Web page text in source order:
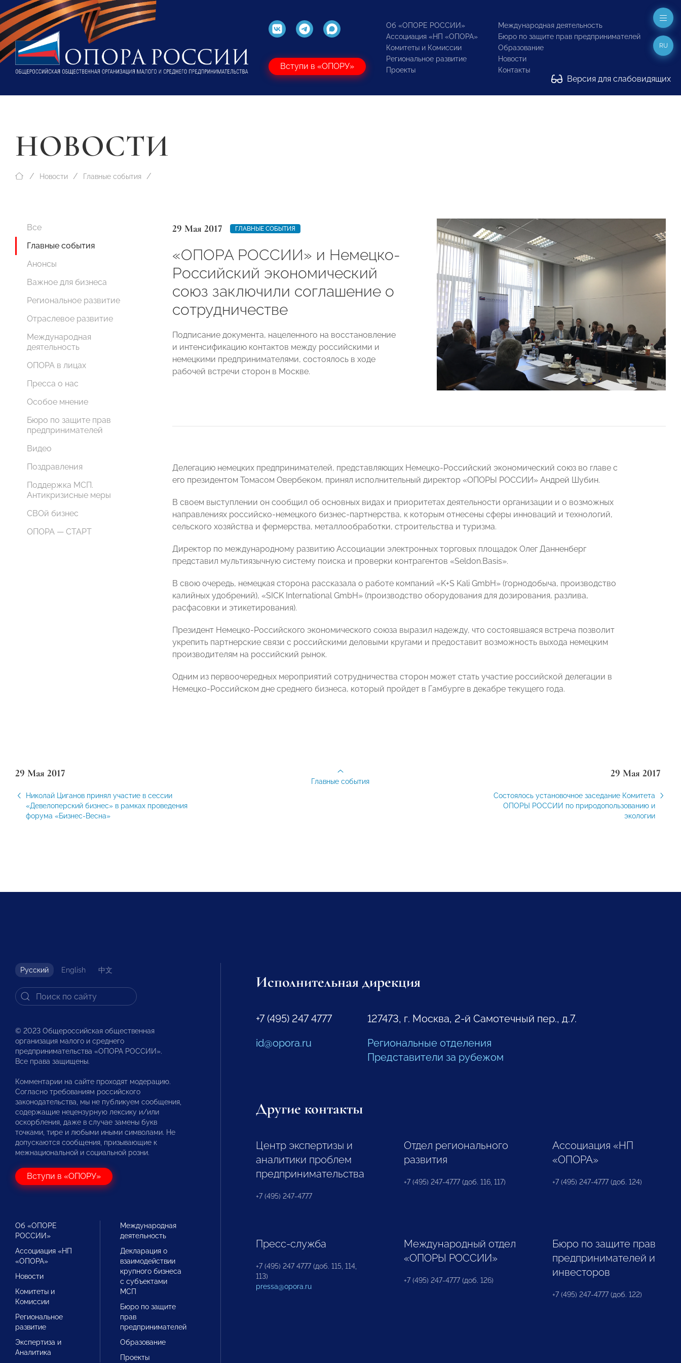
Вступи в «ОПОРУ»
Об «ОПОРЕ РОССИИ»
Ассоциация «НП «ОПОРА»
Комитеты и Комиссии
Региональное развитие
Проекты
Международная деятельность
Бюро по защите прав предпринимателей
Образование
Новости
Контакты
Версия для слабовидящих
RU
НОВОСТИ
Новости Главные события
Все
Главные события
Анонсы
Важное для бизнеса
Региональное развитие
Отраслевое развитие
Международная
деятельность
ОПОРА в лицах
Пресса о нас
Особое мнение
Бюро по защите прав
предпринимателей
Видео
Поздравления
Поддержка МСП.
Антикризисные меры
СВОй бизнес
ОПОРА — СТАРТ
29 Мая 2017 ГЛАВНЫЕ СОБЫТИЯ
«ОПОРА РОССИИ» и Немецко-
Российский экономический
союз заключили соглашение о
сотрудничестве
Подписание документа, нацеленного на восстановление
и интенсификацию контактов между российскими и
немецкими предпринимателями, состоялось в ходе
рабочей встречи сторон в Москве.
Делегацию немецких предпринимателей, представляющих Немецко-Российский экономический союз во главе с
его президентом Томасом Овербеком, принял исполнительный директор «ОПОРЫ РОССИИ» Андрей Шубин.
В своем выступлении он сообщил об основных видах и приоритетах деятельности организации и о возможных
направлениях российско-немецкого бизнес-партнерства, к которым отнесены сферы инноваций и технологий,
сельского хозяйства и фермерства, металлообработки, строительства и туризма.
Директор по международному развитию Ассоциации электронных торговых площадок Олег Данненберг
представил мультиязычную систему поиска и проверки контрагентов «Seldon.Basis».
В свою очередь, немецкая сторона рассказала о работе компаний «K+S Kali GmbH» (горнодобыча, производство
калийных удобрений), «SICK International GmbH» (производство оборудования для дозирования, разлива,
расфасовки и этикетирования).
Президент Немецко-Российского экономического союза выразил надежду, что состоявшаяся встреча позволит
укрепить партнерские связи с российскими деловыми кругами и предоставит возможность выхода немецким
производителям на российский рынок.
Одним из первоочередных мероприятий сотрудничества сторон может стать участие российской делегации в
Немецко-Российском дне среднего бизнеса, который пройдет в Гамбурге в декабре текущего года.
29 Мая 2017
Николай Циганов принял участие в сессии
«Девелоперский бизнес» в рамках проведения
форума «Бизнес-Весна»
29 Мая 2017
Состоялось установочное заседание Комитета
ОПОРЫ РОССИИ по природопользованию и
экологии
Главные события
Русский English 中文
© 2023 Общероссийская общественная
организация малого и среднего
предпринимательства «ОПОРА РОССИИ».
Все права защищены.
Комментарии на сайте проходят модерацию.
Согласно требованиям российского
законодательства, мы не публикуем сообщения,
содержащие нецензурную лексику и/или
оскорбления, даже в случае замены букв
точками, тире и любыми иными символами. Не
допускаются сообщения, призывающие к
межнациональной и социальной розни.
Вступи в «ОПОРУ»
Об «ОПОРЕ
РОССИИ»
Ассоциация «НП
«ОПОРА»
Новости
Комитеты и
Комиссии
Региональное
развитие
Экспертиза и
Аналитика
Международная
деятельность
Декларация о
взаимодействии
крупного бизнеса
с субъектами
МСП
Бюро по защите
прав
предпринимателей
Образование
Проекты
Исполнительная дирекция
+7 (495) 247 4777
id@opora.ru
127473, г. Москва, 2-й Самотечный пер., д.7.
Региональные отделения
Представители за рубежом
Другие контакты
Центр экспертизы и
аналитики проблем
предпринимательства
+7 (495) 247-4777
Отдел регионального
развития
+7 (495) 247-4777 (доб. 116, 117)
Ассоциация «НП
«ОПОРА»
+7 (495) 247-4777 (доб. 124)
Пресс-служба
+7 (495) 247 4777 (доб. 115, 114,
113)
pressa@opora.ru
Международный отдел
«ОПОРЫ РОССИИ»
+7 (495) 247-4777 (доб. 126)
Бюро по защите прав
предпринимателей и
инвесторов
+7 (495) 247-4777 (доб. 122)